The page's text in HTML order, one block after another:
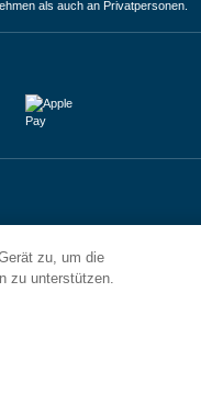
als auch an Privatpersonen.
zu, um die
zu unterstützen.